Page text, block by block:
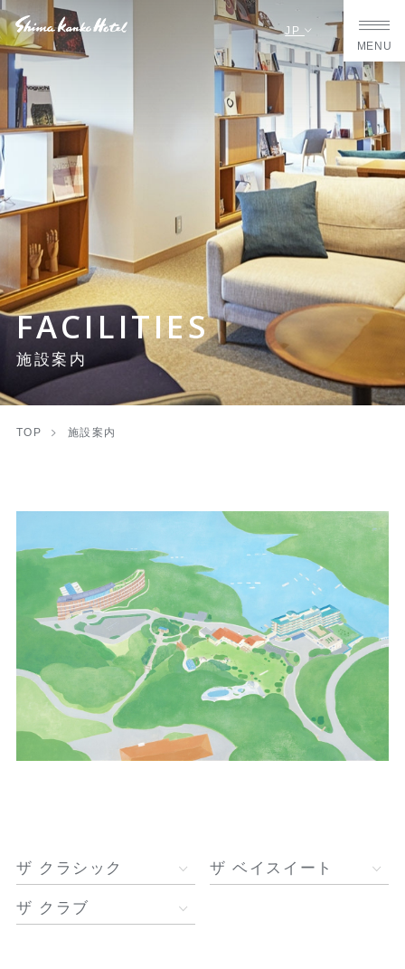
JP
MENU
FACILITIES
施設案内
TOP 施設案内
ザ クラシック ザ ベイスイート
ザ クラブ